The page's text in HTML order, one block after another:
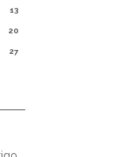
13
20
27